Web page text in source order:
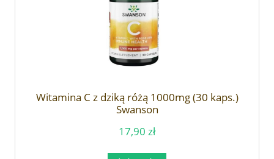
Witamina C z dziką różą 1000mg (30 kaps.)
Swanson
17,90 zł